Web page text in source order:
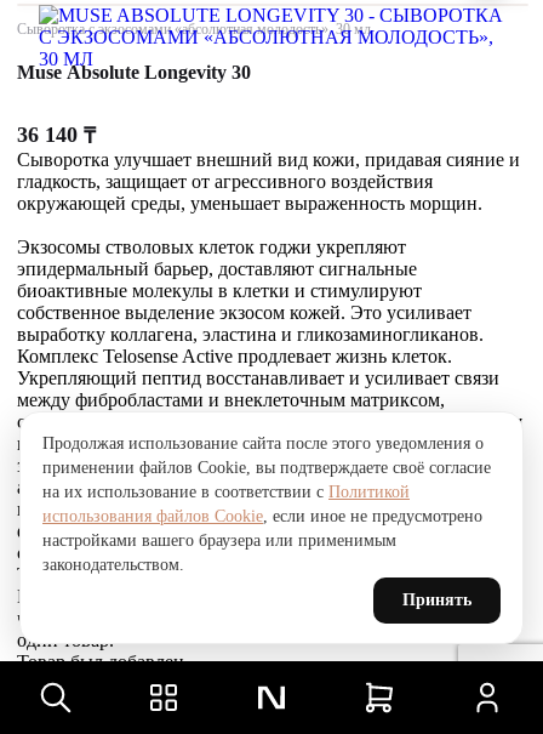
Сыворотка с экзосомами «абсолютная молодость», 30 мл
Muse Absolute Longevity 30
36 140 ₸
Сыворотка улучшает внешний вид кожи, придавая сияние и
гладкость, защищает от агрессивного воздействия
окружающей среды, уменьшает выраженность морщин.
Экзосомы стволовых клеток годжи укрепляют
эпидермальный барьер, доставляют сигнальные
биоактивные молекулы в клетки и стимулируют
собственное выделение экзосом кожей. Это усиливает
выработку коллагена, эластина и гликозаминогликанов.
Комплекс Telosense Active продлевает жизнь клеток.
Укрепляющий пептид восстанавливает и усиливает связи
между фибробластами и внеклеточным матриксом,
стимулирует выработку коллагена I и VI типов, обеспечивая
прочное соединение эпидермиса и дермы, что приводит к
заметному сокращению морщин. Стволовые клетки
альпийской розы защищают, поддерживают и
восстанавливают устойчивость кожи к агрессивным
факторам окружающей среды и преждевременному
старению, улучшают барьерные свойства.
Товар был добавлен
В СРАВНЕНИЕ
чтобы посмотреть список сравнение, добавьте хотя бы ещё
один товар.
Товар был добавлен
в сравнение
Сравнить
Продолжая использование сайта после этого уведомления о
применении файлов Cookie, вы подтверждаете своё согласие
на их использование в соответствии с Политикой
использования файлов Cookie, если иное не предусмотрено
настройками вашего браузера или применимым
законодательством.
Принять